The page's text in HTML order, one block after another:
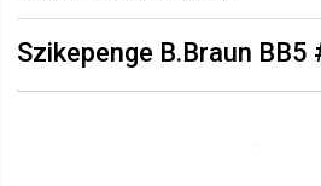
Szikepenge B.Braun BB5